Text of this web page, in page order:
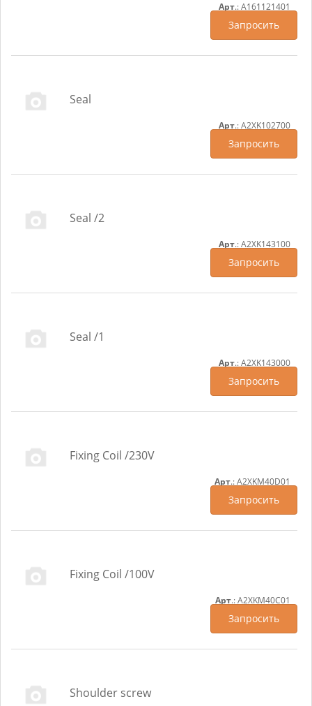
Арт.: A161121401
Запросить
Seal
Арт.: A2XK102700
Запросить
Seal /2
Арт.: A2XK143100
Запросить
Seal /1
Арт.: A2XK143000
Запросить
Fixing Coil /230V
Арт.: A2XKM40D01
Запросить
Fixing Coil /100V
Арт.: A2XKM40C01
Запросить
Shoulder screw